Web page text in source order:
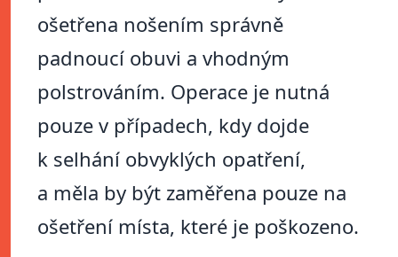
ošetřena nošením správně
padnoucí obuvi a vhodným
polstrováním. Operace je nutná
pouze v případech, kdy dojde
k selhání obvyklých opatření,
a měla by být zaměřena pouze na
ošetření místa, které je poškozeno.